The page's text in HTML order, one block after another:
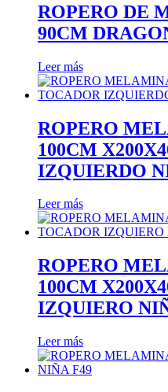
ROPERO DE
90CM
Leer más
ROPERO
100CM
IZQUIERDO
Leer más
ROPERO
100CM
IZQUIERO
Leer más